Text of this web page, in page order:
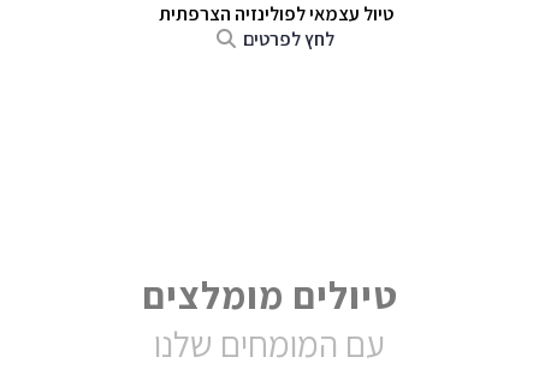
טיול עצמאי לפולינזיה הצרפתית
לחץ לפרטים
טיולים מומלצים
עם המומחים שלנו